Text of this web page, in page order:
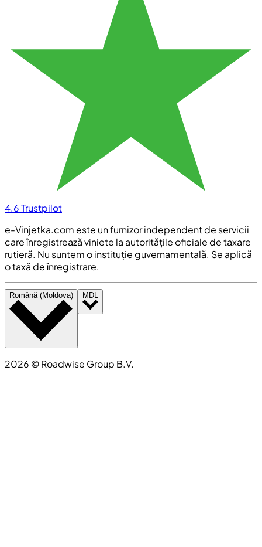
4.6Trustpilot
e-Vinjetka.com este un furnizor independent de servicii
care înregistrează viniete la autoritățile oficiale de taxare
rutieră. Nu suntem o instituție guvernamentală. Se aplică
o taxă de înregistrare.
Română (Moldova) MDL
2026 ©Roadwise Group B.V.